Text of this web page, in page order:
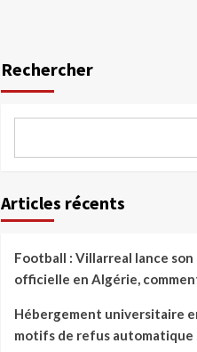
Rechercher
Articles récents
Football : Villarreal lance son
officielle en Algérie,
Hébergement universitaire
motifs de refus automatique